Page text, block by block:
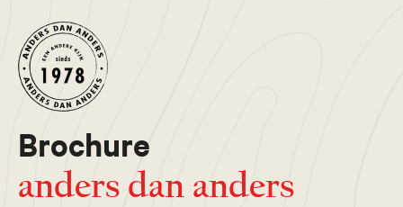
Brochure
anders dan anders